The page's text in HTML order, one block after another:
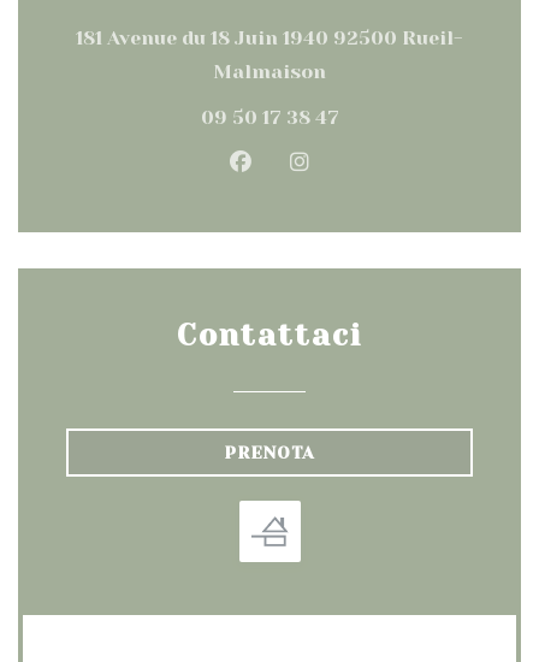
181 Avenue du 18 Juin 1940 92500 Rueil-
Malmaison
09 50 17 38 47
Facebook ((apre una
Contattaci
PRENOTA